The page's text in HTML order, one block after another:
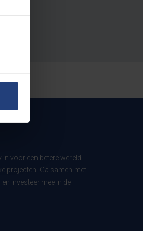
voor een betere wereld
projecten. Ga samen met
investeer mee in de